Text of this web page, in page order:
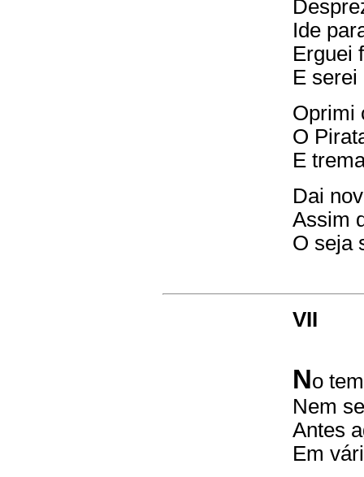
Ide
Erguei
E serei
Oprimi
O
E
Dai
Assim
O seja
VII
No
Nem
Antes
Em